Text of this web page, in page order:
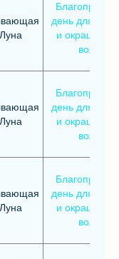
Луна
день для
и
волос
Луна
день для
и
волос
Луна
день для
и
волос